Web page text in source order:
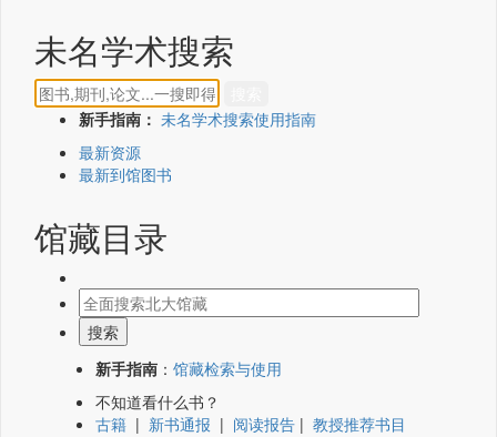
未名学术搜索
新手指南： 未名学术搜索使用指南
最新资源
最新到馆图书
馆藏目录
新手指南 ： 馆藏检索与使用
不知道看什么书？
古籍 | 新书通报 | 阅读报告 | 教授推荐书目